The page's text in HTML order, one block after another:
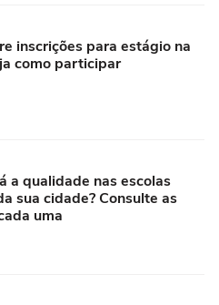
inscrições para estágio na
como participar
a qualidade nas escolas
sua cidade? Consulte as
uma